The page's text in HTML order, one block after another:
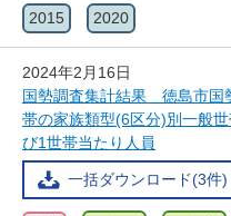
2015 2020
2024年2月16日
国勢調査集計結果 徳島市国
帯の家族類型(6区分)別一般
び1世帯当たり人員
一括ダウンロード(3件)